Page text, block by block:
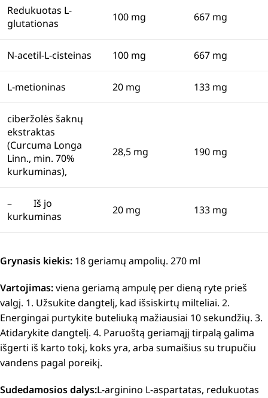
Redukuotas L-
glutationas
100 mg 667 mg
N-acetil-L-cisteinas 100 mg 667 mg
L-metioninas 20 mg 133 mg
ciberžolės šaknų
ekstraktas
(Curcuma Longa
Linn., min. 70%
kurkuminas),
28,5 mg 190 mg
– Iš jo
kurkuminas
20 mg 133 mg
Grynasis kiekis: 18 geriamų ampolių. 270 ml
Vartojimas:viena geriamą ampulę per dieną ryte prieš
valgį. 1. Užsukite dangtelį, kad išsiskirtų milteliai. 2.
Energingai purtykite buteliuką mažiausiai 10 sekundžių. 3.
Atidarykite dangtelį. 4. Paruoštą geriamąjį tirpalą galima
išgerti iš karto tokį, koks yra, arba sumaišius su trupučiu
vandens pagal poreikį.
Sudedamosios dalys:L-arginino L-aspartatas, redukuotas